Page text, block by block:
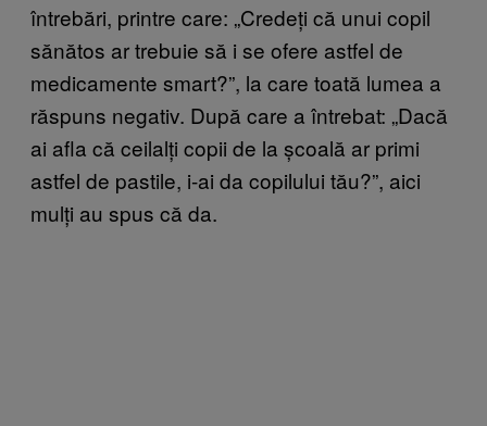
întrebări, printre care: „Credeți că unui copil
sănătos ar trebuie să i se ofere astfel de
medicamente smart?”, la care toată lumea a
răspuns negativ. După care a întrebat: „Dacă
ai afla că ceilalți copii de la școală ar primi
astfel de pastile, i-ai da copilului tău?”, aici
mulți au spus că da.